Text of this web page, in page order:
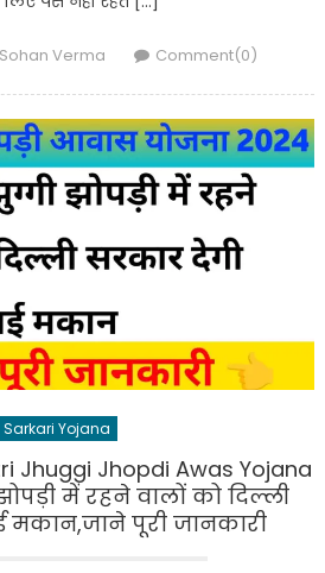
Author
Sohan Verma Comment(0)
Sarkari Yojana
Jhuggi Jhopdi Awas Yojana
में रहने वालों को दिल्ली
मकान,जाने पूरी जानकारी